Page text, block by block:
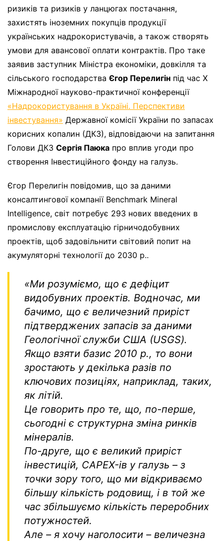
ризиків та ризиків у ланцюгах постачання,
захистять іноземних покупців продукції
українських надрокористувачів, а також створять
умови для авансової оплати контрактів. Про таке
заявив заступник Міністра економіки, довкілля та
сільського господарства Єгор Перелигін під час Х
Міжнародної науково-практичної конференції
«Надрокористування в Україні. Перспективи
інвестування» Державної комісії України по запасах
корисних копалин (ДКЗ), відповідаючи на запитання
Голови ДКЗ Сергія Паюка про вплив угоди про
створення Інвестиційного фонду на галузь.
Єгор Перелигін повідомив, що за даними
консалтингової компанії Benchmark Mineral
Intelligence, світ потребує 293 нових введених в
промислову експлуатацію гірничодобувних
проектів, щоб задовільнити світовий попит на
акумуляторні технології до 2030 р..
«Ми розуміємо, що є дефіцит
видобувних проектів. Водночас, ми
бачимо, що є величезний приріст
підтверджених запасів за даними
Геологічної служби США (USGS).
Якщо взяти базис 2010 р., то вони
зростають у декілька разів по
ключових позиціях, наприклад, таких,
як літій.
Це говорить про те, що, по-перше,
сьогодні є структурна зміна ринків
мінералів.
По-друге, що є великий приріст
інвестицій, CAPEX-ів у галузь – з
точки зору того, що ми відкриваємо
більшу кількість родовищ, і в той же
час збільшуємо кількість переробних
потужностей.
Але – я хочу наголосити – величезна